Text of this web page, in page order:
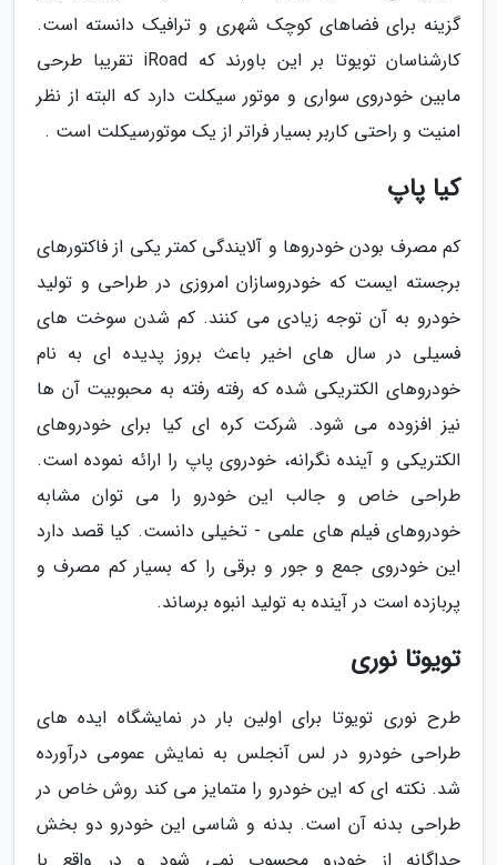
گزینه برای فضاهای کوچک شهری و ترافیک دانسته است.
کارشناسان تویوتا بر این باورند که iRoad تقریبا طرحی
مابین خودروی سواری و موتور سیکلت دارد که البته از نظر
امنیت و راحتی کاربر بسیار فراتر از یک موتورسیکلت است .
کیا پاپ
کم مصرف بودن خودروها و آلایندگی کمتر یکی از فاکتورهای
برجسته ایست که خودروسازان امروزی در طراحی و تولید
خودرو به آن توجه زیادی می کنند. کم شدن سوخت های
فسیلی در سال های اخیر باعث بروز پدیده ای به نام
خودروهای الکتریکی شده که رفته رفته به محبوبیت آن ها
نیز افزوده می شود. شرکت کره ای کیا برای خودروهای
الکتریکی و آینده نگرانه، خودروی پاپ را ارائه نموده است.
طراحی خاص و جالب این خودرو را می توان مشابه
خودروهای فیلم های علمی - تخیلی دانست. کیا قصد دارد
این خودروی جمع و جور و برقی را که بسیار کم مصرف و
پربازده است در آینده به تولید انبوه برساند.
تویوتا نوری
طرح نوری تویوتا برای اولین بار در نمایشگاه ایده های
طراحی خودرو در لس آنجلس به نمایش عمومی درآورده
شد. نکته ای که این خودرو را متمایز می کند روش خاص در
طراحی بدنه آن است. بدنه و شاسی این خودرو دو بخش